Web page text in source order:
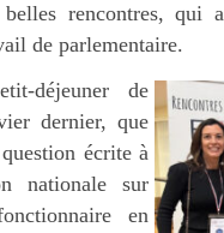
rencontres, qui
de parlementaire.
déjeuner de
dernier, que
écrite à
nationale sur
en